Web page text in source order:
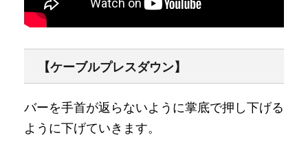
【ケーブルプレスダウン】
バーを手首が返らないように掌底で押し下げる
ように下げていきます。